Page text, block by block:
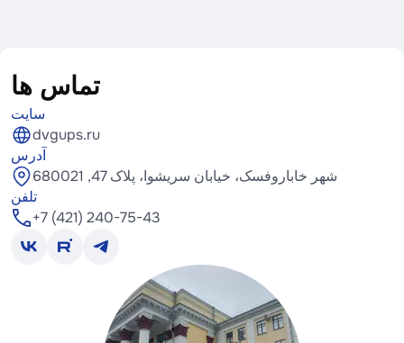
تماس ها
سایت
dvgups.ru
آدرس
شهر خاباروفسک، خیابان سریشوا، پلاک 47, 680021
تلفن
+7 (421) 240-75-43